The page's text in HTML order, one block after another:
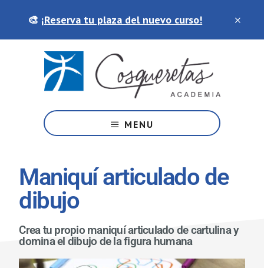
principal
🎨 ¡Reserva tu plaza del nuevo curso!
academia
de
manualidades
MENU
Maniquí articulado de
dibujo
Crea tu propio maniquí articulado de cartulina y
domina el dibujo de la figura humana